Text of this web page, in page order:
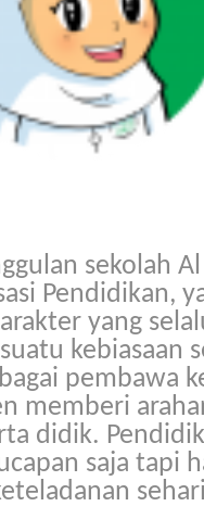
sekolah
Pendidikan,
yang
kebiasaan
pembawa
memberi
didik.
saja tapi